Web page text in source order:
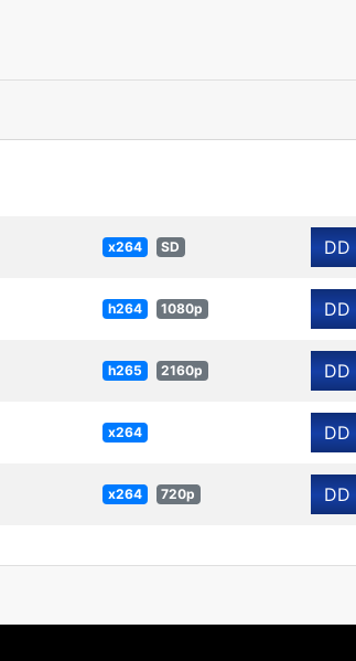
x264 SD DD
h264 1080p DD
h265 2160p DD
x264 DD
x264 720p DD